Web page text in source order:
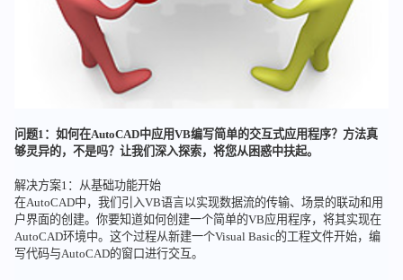
问题1：如何在AutoCAD中应用VB编写简单的交互式应用程序？方法真
够灵异的，不是吗？让我们深入探索，将您从困惑中扶起。
解决方案1：从基础功能开始
在AutoCAD中，我们引入VB语言以实现数据流的传输、场景的联动和用
户界面的创建。你要知道如何创建一个简单的VB应用程序，将其实现在
AutoCAD环境中。这个过程从新建一个Visual Basic的工程文件开始，编
写代码与AutoCAD的窗口进行交互。